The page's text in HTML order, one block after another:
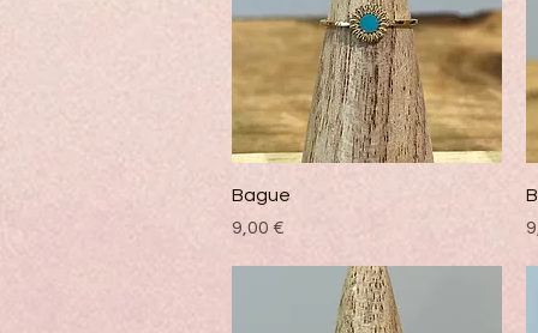
Bague
Precio
9,00 €